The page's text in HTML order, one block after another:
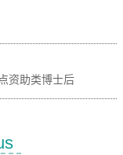
资助类博士后